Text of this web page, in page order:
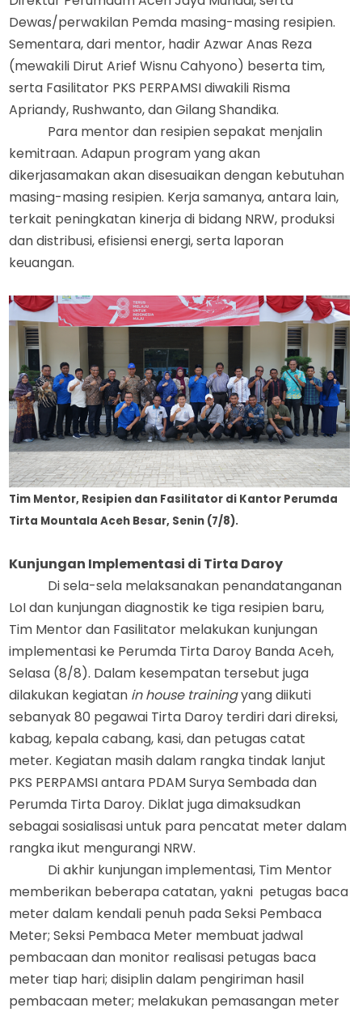
Dewas/perwakilan Pemda masing-masing resipien.
Sementara,dari mentor, hadir Azwar Anas Reza
(mewakili Dirut Arief Wisnu Cahyono) beserta tim,
serta Fasilitator PKS PERPAMSI diwakili Risma
Apriandy, Rushwanto,dan Gilang Shandika.
Para mentor dan resipien sepakat menjalin
kemitraan. Adapun program yang akan
dikerjasamakan akan disesuaikan dengan kebutuhan
masing-masing resipien. Kerja samanya, antara lain,
terkait peningkatan kinerja di bidang NRW, produksi
dan distribusi, efisiensi energi,serta laporan
keuangan.
Tim Mentor, Resipien dan Fasilitator di Kantor Perumda
Tirta Mountala Aceh Besar, Senin (7/8).
Kunjungan Implementasi di Tirta Daroy
Di sela-sela melaksanakan penandatanganan
LoIdan kunjungan diagnostik ke tiga resipien baru,
Tim Mentordan Fasilitator melakukan kunjungan
implementasi ke Perumda Tirta Daroy Banda Aceh,
Selasa (8/8). Dalam kesempatan tersebut juga
dilakukan kegiatan inhouse trainingyang diikuti
sebanyak 80 pegawai Tirta Daroy terdiri dari direksi,
kabag, kepala cabang, kasi,dan petugas catat
meter. Kegiatan masih dalam rangka tindak lanjut
PKS PERPAMSI antara PDAM Surya Sembadadan
Perumda Tirta Daroy. Diklat juga dimaksudkan
sebagai sosialisasi untuk para pencatat meter dalam
rangka ikut mengurangi NRW.
Di akhir kunjungan implementasi, Tim Mentor
memberikan beberapa catatan, yakni petugas baca
meter dalam kendali penuh pada Seksi Pembaca
Meter; Seksi Pembaca Meter membuat jadwal
pembacaan dan monitor realisasi petugas baca
meter tiap hari;disiplin dalam pengiriman hasil
pembacaan meter; melakukan pemasangan meter